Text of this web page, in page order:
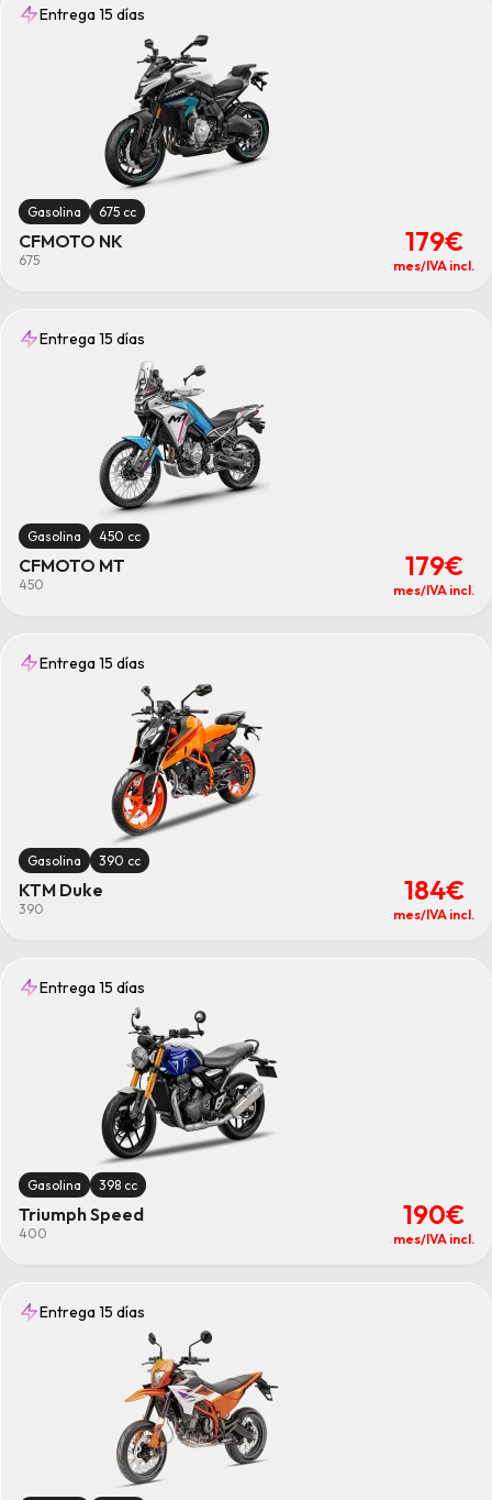
Entrega 15 días
Gasolina 675 cc
CFMOTO NK
675
179€
mes/IVA incl.
Entrega 15 días
Gasolina 450 cc
CFMOTO MT
450
179€
mes/IVA incl.
Entrega 15 días
Gasolina 390 cc
KTM Duke
390
184€
mes/IVA incl.
Entrega 15 días
Gasolina 398 cc
Triumph Speed
400
190€
mes/IVA incl.
Entrega 15 días